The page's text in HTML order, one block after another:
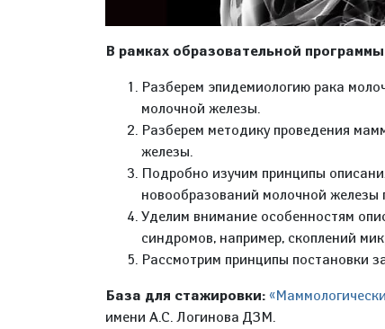
В рамках образовательной
Разберем эпидемиологию рака
молочной железы.
Разберем методику проведения
железы.
Подробно изучим принципы
новообразований молочной железы
Уделим внимание особенностям
синдромов, например, скоплений
Рассмотрим принципы постановки
База для стажировки:
имени А.С. Логинова ДЗМ.